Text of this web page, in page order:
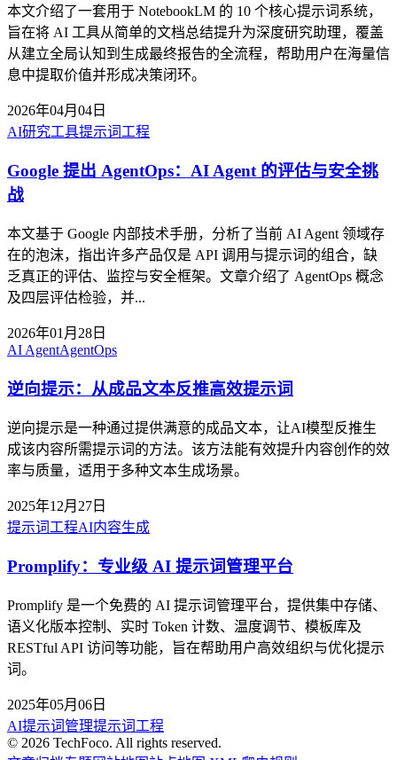
本文介绍了一套用于 NotebookLM 的 10 个核心提示词系统，
旨在将 AI 工具从简单的文档总结提升为深度研究助理，覆盖
从建立全局认知到生成最终报告的全流程，帮助用户在海量信
息中提取价值并形成决策闭环。
2026年04月04日
AI研究工具提示词工程
Google 提出 AgentOps：AI Agent 的评估与安全挑
战
本文基于 Google 内部技术手册，分析了当前 AI Agent 领域存
在的泡沫，指出许多产品仅是 API 调用与提示词的组合，缺
乏真正的评估、监控与安全框架。文章介绍了 AgentOps 概念
及四层评估检验，并...
2026年01月28日
AI AgentAgentOps
逆向提示：从成品文本反推高效提示词
逆向提示是一种通过提供满意的成品文本，让AI模型反推生
成该内容所需提示词的方法。该方法能有效提升内容创作的效
率与质量，适用于多种文本生成场景。
2025年12月27日
提示词工程AI内容生成
Promplify：专业级 AI 提示词管理平台
Promplify 是一个免费的 AI 提示词管理平台，提供集中存储、
语义化版本控制、实时 Token 计数、温度调节、模板库及
RESTful API 访问等功能，旨在帮助用户高效组织与优化提示
词。
2025年05月06日
AI提示词管理提示词工程
© 2026 TechFoco. All rights reserved.